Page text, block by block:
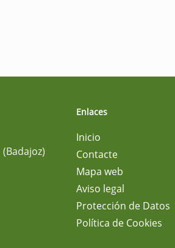
Enlaces
Inicio
Contacte
Mapa web
Aviso legal
Protección de Datos
Política de Cookies